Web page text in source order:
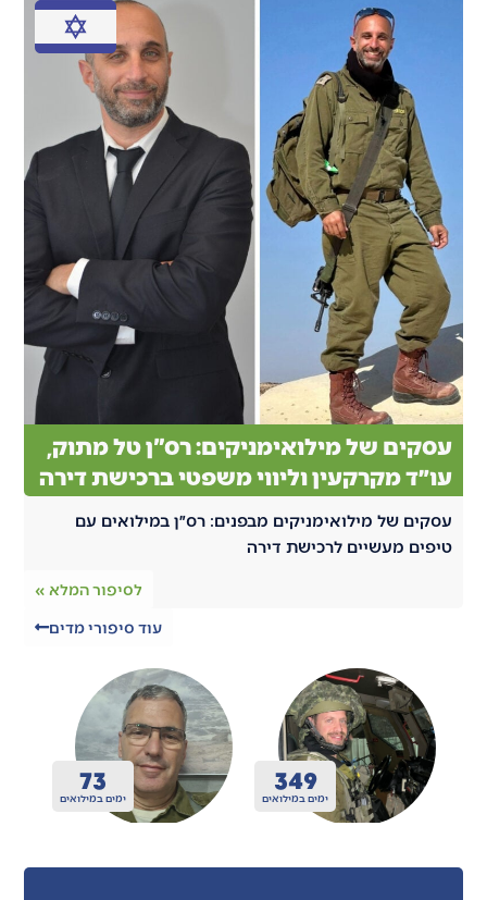
עסקים של מילואימניקים: רס"ן טל מתוק,
עו״ד מקרקעין וליווי משפטי ברכישת דירה
עסקים של מילואימניקים מבפנים: רס״ן במילואים עם
טיפים מעשיים לרכישת דירה
לסיפור המלא »
עוד סיפורי מדים
ימים במילואים
410
ימים במילואים
200